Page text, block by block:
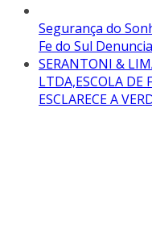
Segurança do
Fe do Sul
SERANTONI &
LTDA,ESCOLA DE
ESCLARECE A